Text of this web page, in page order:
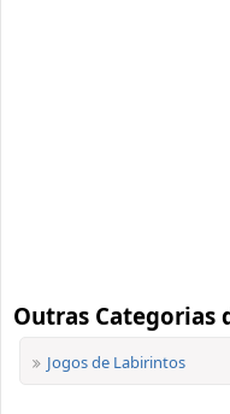
Outras Categorias
Jogos de Labirintos